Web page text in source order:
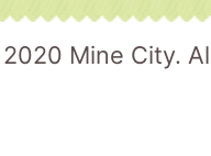
Mine City.